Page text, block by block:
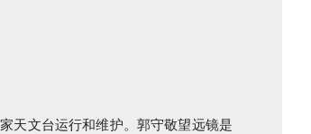
天文台运行和维护。郭守敬望远镜是